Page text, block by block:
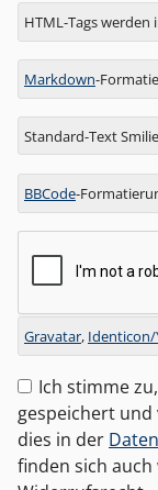
Antwort
zu
HTML-Tags
Markdown-
Standard-Text
BBCode-
Gravatar, Identicon/
Ich stimme
gespeichert
dies in der
finden sich auch